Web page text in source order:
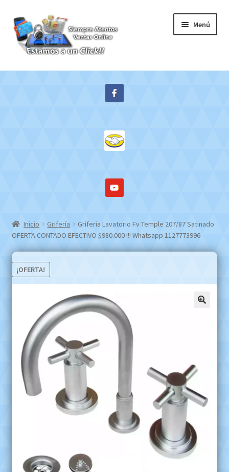
Ir
a
la
navegación
Ir
al
contenido
Menú
Inicio
Inicio Grifería
Griferia Lavatorio Fv Temple 207/87 Satinado
OFERTA CONTADO EFECTIVO $980.000 !!! Whatsapp 1127773996
¡OFERTA!